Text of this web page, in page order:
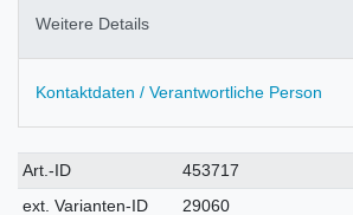
Weitere Details
Kontaktdaten / Verantwortliche Person
Technisches
Merkmal
Wert
Art.-ID
453717
ext. Varianten-ID
29060